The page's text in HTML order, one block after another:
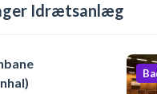
Idrætsanlæg